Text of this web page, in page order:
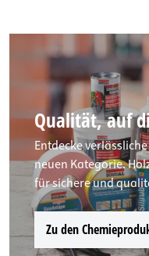
Qualität, auf
Entdecke
neuen Kategorie.
für sichere und
Zu den